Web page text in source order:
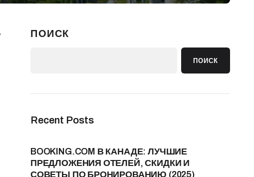
ПОИСК
ПОИСК
Recent Posts
BOOKING.COM В КАНАДЕ: ЛУЧШИЕ
ПРЕДЛОЖЕНИЯ ОТЕЛЕЙ, СКИДКИ И
СОВЕТЫ ПО БРОНИРОВАНИЮ (2025)